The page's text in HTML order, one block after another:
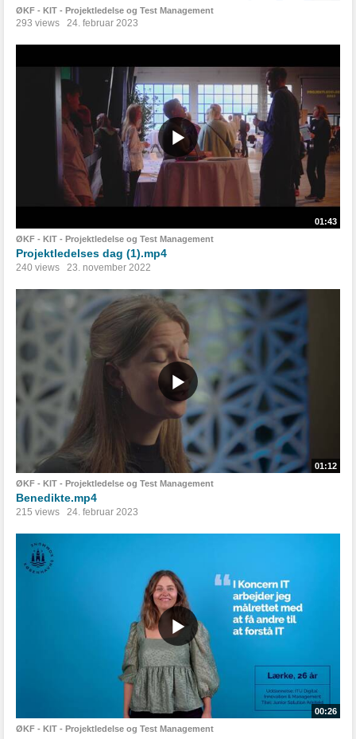
ØKF - KIT - Projektledelse og Test Management
293 views 24. februar 2023
01:43
ØKF - KIT - Projektledelse og Test Management
Projektledelses dag (1).mp4
240 views 23. november 2022
01:12
ØKF - KIT - Projektledelse og Test Management
Benedikte.mp4
215 views 24. februar 2023
00:26
ØKF - KIT - Projektledelse og Test Management